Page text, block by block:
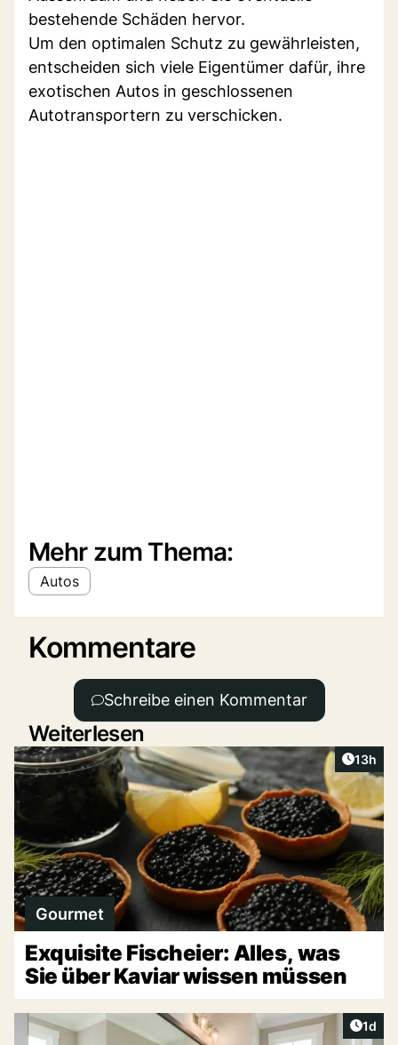
bestehende Schäden hervor.
Um den optimalen Schutz zu gewährleisten,
entscheiden sich viele Eigentümer dafür, ihre
exotischen Autos in geschlossenen
Autotransportern zu verschicken.
Mehr zum Thema:
Autos
Kommentare
Schreibe einen Kommentar
Weiterlesen
Artikel
13h
Gourmet
Exquisite Fischeier: Alles, was
Sie über Kaviar wissen müssen
1d